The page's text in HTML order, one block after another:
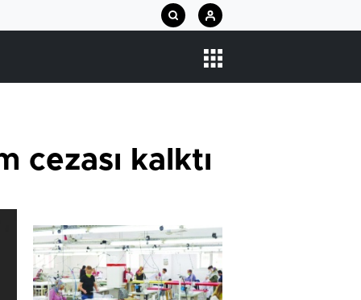
cezası kalktı